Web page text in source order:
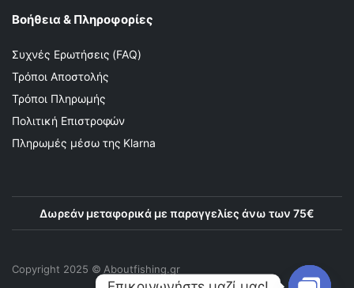
Βοήθεια & Πληροφορίες
Συχνές Ερωτήσεις (FAQ)
Τρόποι Αποστολής
Τρόποι Πληρωμής
Πολιτική Επιστροφών
Πληρωμές μέσω της Klarna
Δωρεάν μεταφορικά με παραγγελίες άνω των 75€
Copyright 2025 © Αboutfishing.gr